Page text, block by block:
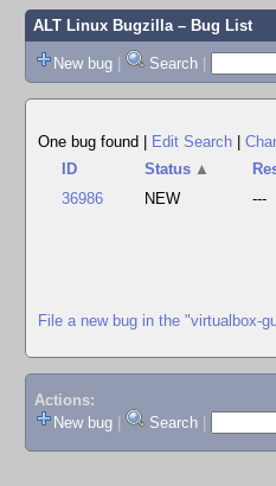
ALT Linux Bugzilla– Bug List
New bug | Search |
One bug found
Edit Search
ID
Status ▲
36986
NEW ---
File a new bug in the "virtualbox-
Actions:
New bug
Search